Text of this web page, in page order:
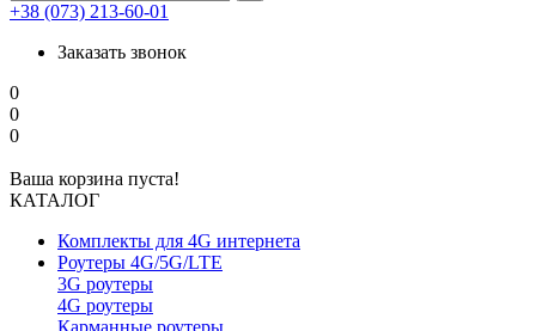
+38 (073) 213-60-01
Заказать звонок
0
0
0
Ваша корзина пуста!
КАТАЛОГ
Комплекты для 4G интернета
Роутеры 4G/5G/LTE
3G роутеры
4G роутеры
Карманные роутеры